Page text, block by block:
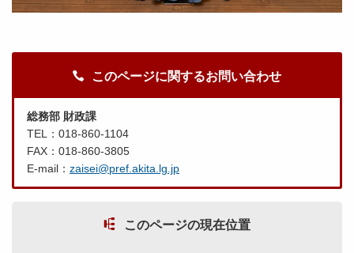
このページに関するお問い合わせ
総務部 財政課
TEL：018-860-1104
FAX：018-860-3805
E-mail： zaisei@pref.akita.lg.jp
このページの現在位置